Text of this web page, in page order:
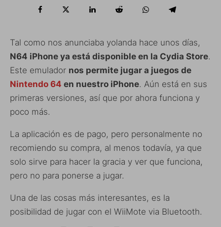
Tal como nos anunciaba yolanda hace unos días,
N64 iPhone ya está disponible en la Cydia Store.
Este emulador nos permite jugar a juegos de
Nintendo 64 en nuestro iPhone. Aún está en sus
primeras versiones, así que por ahora funciona y
poco más.
La aplicación es de pago, pero personalmente no
recomiendo su compra, al menos todavía, ya que
solo sirve para hacer la gracia y ver que funciona,
pero no para ponerse a jugar.
Una de las cosas más interesantes, es la
posibilidad de jugar con el WiiMote via Bluetooth.